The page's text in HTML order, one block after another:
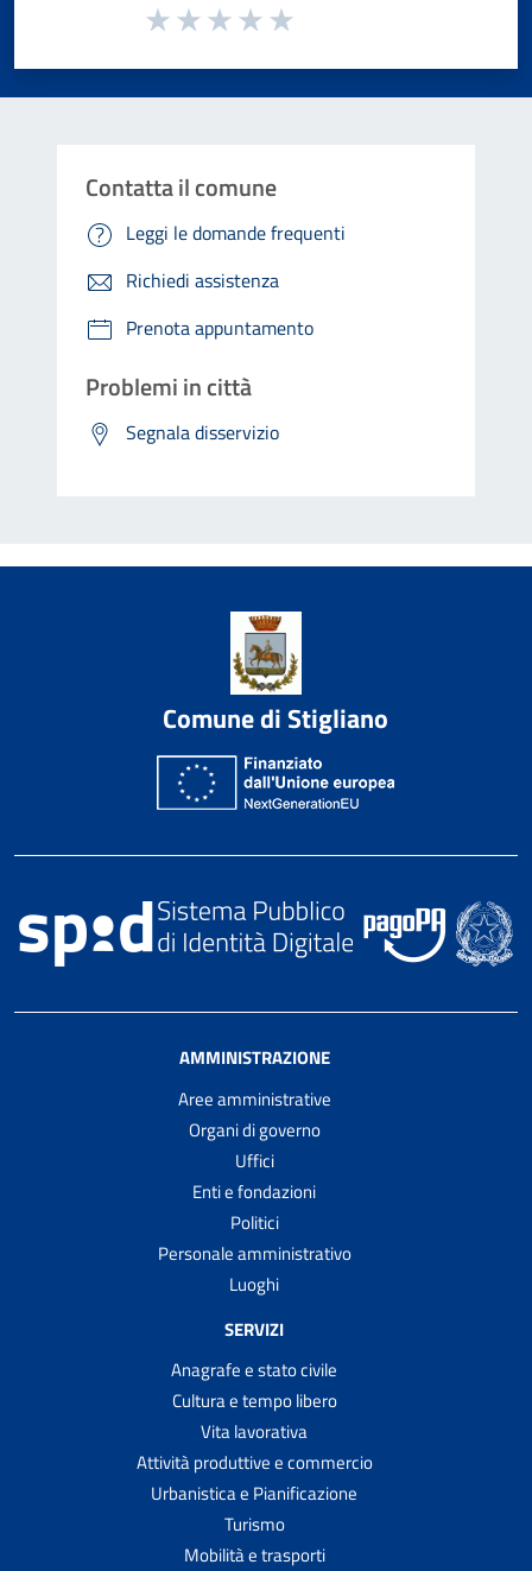
Valuta da 1 a 5 stelle la pagina
Contatta il comune
Leggi le domande frequenti
Richiedi assistenza
Prenota appuntamento
Problemi in città
Segnala disservizio
Comune di Stigliano
AMMINISTRAZIONE
Aree amministrative
Organi di governo
Uffici
Enti e fondazioni
Politici
Personale amministrativo
Luoghi
SERVIZI
Anagrafe e stato civile
Cultura e tempo libero
Vita lavorativa
Attività produttive e commercio
Urbanistica e Pianificazione
Turismo
Mobilità e trasporti